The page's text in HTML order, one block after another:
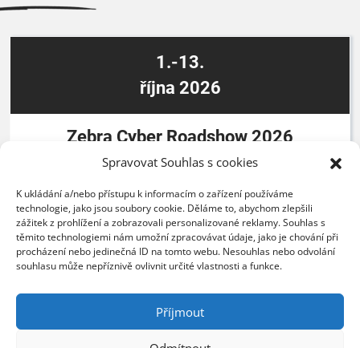
Spravovat Souhlas s cookies
K ukládání a/nebo přístupu k informacím o zařízení používáme
technologie, jako jsou soubory cookie. Děláme to, abychom zlepšili
zážitek z prohlížení a zobrazovali personalizované reklamy. Souhlas s
těmito technologiemi nám umožní zpracovávat údaje, jako je chování při
procházení nebo jedinečná ID na tomto webu. Nesouhlas nebo odvolání
souhlasu může nepříznivě ovlivnit určité vlastnosti a funkce.
Příjmout
1.-13.
října 2026
Zebra Cyber Roadshow 2026
Konference ZEBRA SYSTEMS o kybernetické
Mám zájem
Zobrazit všechny události